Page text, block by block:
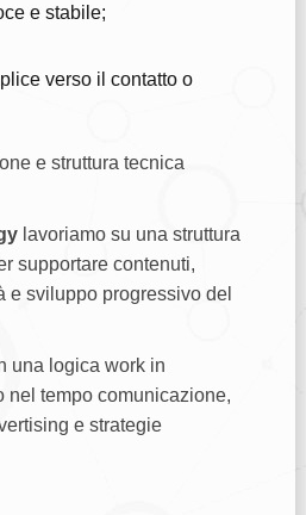
e stabile;
verso il contatto o
e struttura tecnica
lavoriamo su una struttura
supportare contenuti,
e sviluppo progressivo del
una logica work in
nel tempo comunicazione,
e strategie